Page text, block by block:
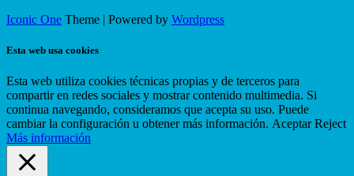
Iconic One Theme | Powered by Wordpress
Esta web usa cookies
Esta web utiliza cookies técnicas propias y de terceros para
compartir en redes sociales y mostrar contenido multimedia. Si
continua navegando, consideramos que acepta su uso. Puede
cambiar la configuración u obtener más información. Aceptar Reject
Más información